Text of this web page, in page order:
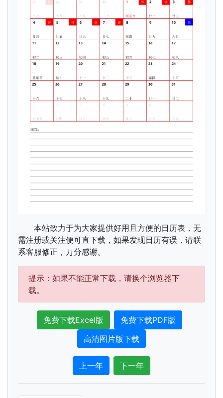
本站致力于为大家提供好用且方便的日历表，无
需注册或关注便可直下载，如果发现日历有误，请联
系客服修正，万分感谢。
提示：如果不能正常下载，请换个浏览器下
载。
免费下载Excel版
免费下载PDF版
高清图片版下载
上一年 下一年